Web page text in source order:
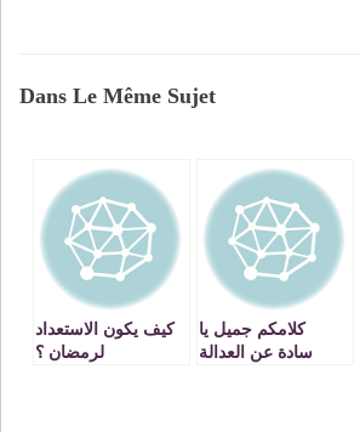
Dans Le Même Sujet
كلامكم جميل يا
سادة عن العدالة
كيف يكون الاستعداد
لرمضان ؟